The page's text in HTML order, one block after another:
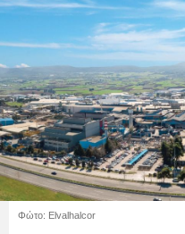
Φώτο: Elvalhalcor